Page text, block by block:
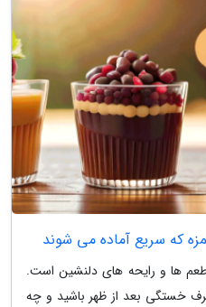
طعم ها و رایحه های دلنشین است.
خستگی بعد از ظهر باشید و چه